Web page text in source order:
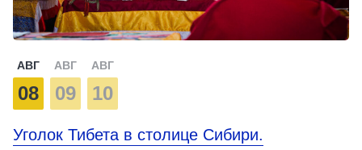
АВГ
08
АВГ
09
АВГ
10
Уголок Тибета в столице Сибири.